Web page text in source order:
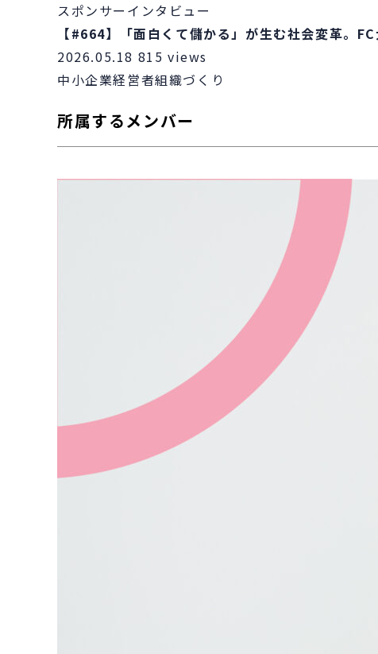
スポンサーインタビュー
【#664】「面白くて儲かる」が生む社会変革。
2026.05.18 815 views
中小企業経営者組織づくり
所属するメンバー